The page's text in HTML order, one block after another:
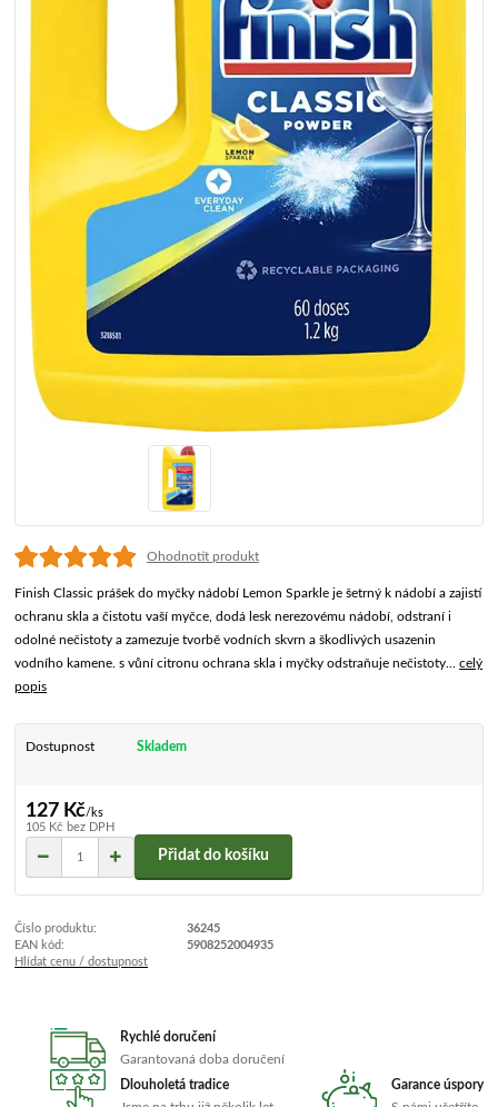
Ohodnotit produkt
Finish Classic prášek do myčky nádobí Lemon Sparkle je šetrný k nádobí a zajistí
ochranu skla a čistotu vaší myčce, dodá lesk nerezovému nádobí, odstraní i
odolné nečistoty a zamezuje tvorbě vodních skvrn a škodlivých usazenin
vodního kamene. s vůní citronu ochrana skla i myčky odstraňuje nečistoty...celý
popis
Dostupnost Skladem
127 Kč/ks
105 Kč bez DPH
Přidat do košíku
Číslo produktu:
36245
EAN kód:
5908252004935
Hlídat cenu / dostupnost
Rychlé doručení
Garantovaná doba doručení
Dlouholetá tradice
Garance úspory